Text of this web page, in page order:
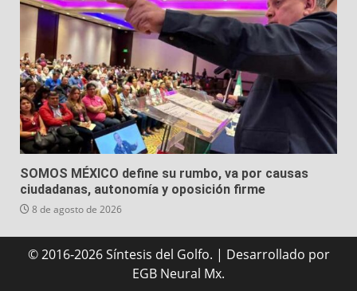
SOMOS MÉXICO define su rumbo, va por causas
ciudadanas, autonomía y oposición firme
8 de agosto de 2026
© 2016-2026 Síntesis del Golfo. | Desarrollado por
EGB Neural Mx.